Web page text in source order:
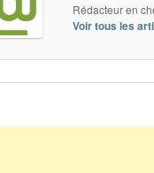
Rédacteur en
Voir tous les